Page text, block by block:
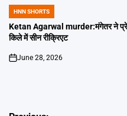
POSTED
IN
HNN SHORTS
Ketan Agarwal murder:मंगेतर ने
किले में सीन रीक्रिएट
on
June 28, 2026